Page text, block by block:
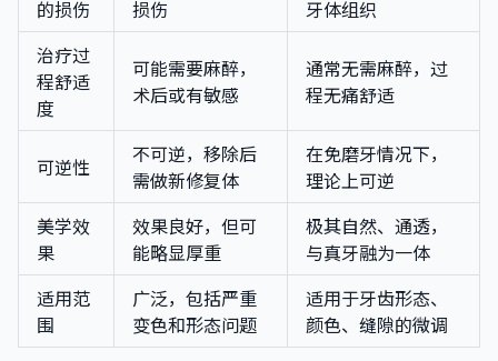
的损伤 损伤
牙体组织
治疗过
程舒适
度
可能需要麻醉，
术后或有敏感
通常无需麻醉，过
程无痛舒适
可逆性
不可逆，移除后
需做新修复体
在免磨牙情况下，
理论上可逆
美学效
果
效果良好，但可
能略显厚重
极其自然、通透，
与真牙融为一体
适用范
围
广泛，包括严重
变色和形态问题
适用于牙齿形态、
颜色、缝隙的微调